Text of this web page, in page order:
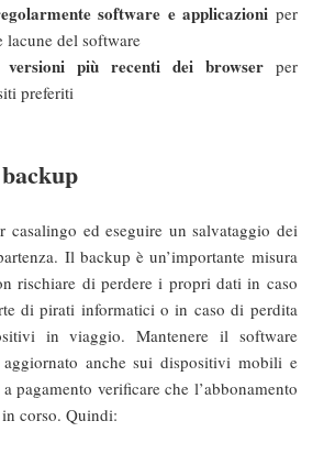
software e applicazioni per
lacune del software
più recenti dei browserper
preferiti
casalingo ed eseguire un salvataggio dei
Il backup è un’importante misura
rischiare di perdere i propri dati in caso
di pirati informatici o in caso di perdita
in viaggio. Mantenere il software
anche sui dispositivi mobili e
pagamento verificare che l’abbonamento
corso. Quindi: